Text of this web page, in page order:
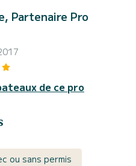
Partenaire Pro
de ce pro
ou sans permis